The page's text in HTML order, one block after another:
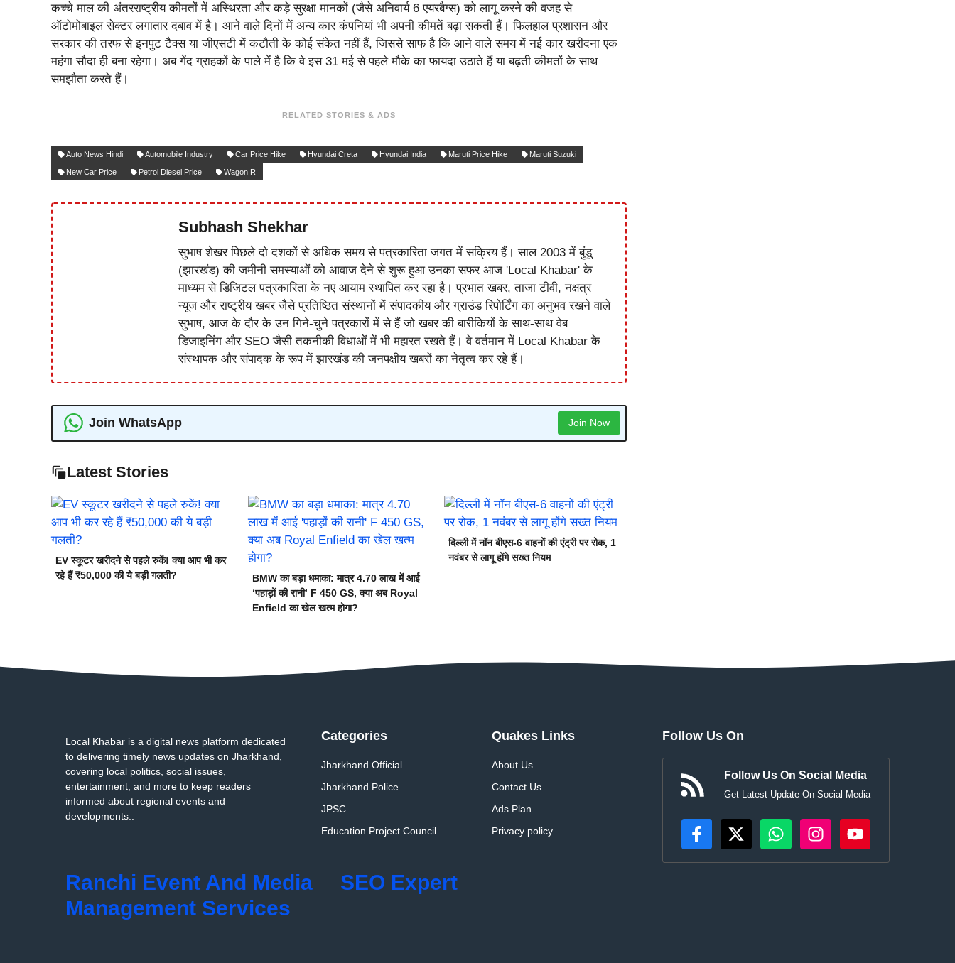
कच्चे माल की अंतरराष्ट्रीय कीमतों में अस्थिरता और कड़े सुरक्षा मानकों (जैसे अनिवार्य 6 एयरबैग्स) को लागू करने की वजह से
ऑटोमोबाइल सेक्टर लगातार दबाव में है। आने वाले दिनों में अन्य कार कंपनियां भी अपनी कीमतें बढ़ा सकती हैं। फिलहाल प्रशासन और
सरकार की तरफ से इनपुट टैक्स या जीएसटी में कटौती के कोई संकेत नहीं हैं, जिससे साफ है कि आने वाले समय में नई कार खरीदना एक
महंगा सौदा ही बना रहेगा। अब गेंद ग्राहकों के पाले में है कि वे इस 31 मई से पहले मौके का फायदा उठाते हैं या बढ़ती कीमतों के साथ
समझौता करते हैं।
RELATED STORIES & ADS
Auto News Hindi Automobile Industry Car Price Hike Hyundai Creta Hyundai India Maruti Price Hike Maruti Suzuki
New Car Price Petrol Diesel Price Wagon R
Subhash Shekhar
सुभाष शेखर पिछले दो दशकों से अधिक समय से पत्रकारिता जगत में सक्रिय हैं। साल 2003 में बुंडू
(झारखंड) की जमीनी समस्याओं को आवाज देने से शुरू हुआ उनका सफर आज 'Local Khabar' के
माध्यम से डिजिटल पत्रकारिता के नए आयाम स्थापित कर रहा है। प्रभात खबर, ताजा टीवी, नक्षत्र
न्यूज और राष्ट्रीय खबर जैसे प्रतिष्ठित संस्थानों में संपादकीय और ग्राउंड रिपोर्टिंग का अनुभव रखने वाले
सुभाष, आज के दौर के उन गिने-चुने पत्रकारों में से हैं जो खबर की बारीकियों के साथ-साथ वेब
डिजाइनिंग और SEO जैसी तकनीकी विधाओं में भी महारत रखते हैं। वे वर्तमान में Local Khabar के
संस्थापक और संपादक के रूप में झारखंड की जनपक्षीय खबरों का नेतृत्व कर रहे हैं।
Join WhatsApp Join Now
Latest Stories
EV स्कूटर खरीदने से पहले रुकें! क्या आप भी कर
रहे हैं ₹50,000 की ये बड़ी गलती?
BMW का बड़ा धमाका: मात्र 4.70 लाख में आई
‘पहाड़ों की रानी’ F 450 GS, क्या अब Royal
Enfield का खेल खत्म होगा?
दिल्ली में नॉन बीएस-6 वाहनों की एंट्री पर रोक, 1
नवंबर से लागू होंगे सख्त नियम
Local Khabar is a digital news platform dedicated
to delivering timely news updates on Jharkhand,
covering local politics, social issues,
entertainment, and more to keep readers
informed about regional events and
developments..
Categories
Jharkhand Official
Jharkhand Police
JPSC
Education Project Council
Quakes Links
About Us
Contact Us
Ads Plan
Privacy policy
Follow Us On
Follow Us On Social Media
Get Latest Update On Social Media
Ranchi Event And Media
Management Services
SEO Expert